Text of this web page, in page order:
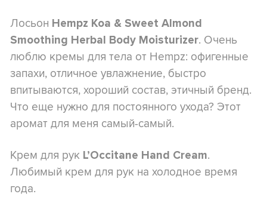
Лосьон Hempz Koa & Sweet Almond
Smoothing Herbal Body Moisturizer. Очень
люблю кремы для тела от Hempz: офигенные
запахи, отличное увлажнение, быстро
впитываются, хороший состав, этичный бренд.
Что еще нужно для постоянного ухода? Этот
аромат для меня самый-самый.
Крем для рук L’Occitane Hand Cream.
Любимый крем для рук на холодное время
года.